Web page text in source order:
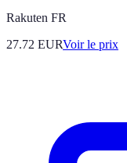
Rakuten FR
27.72 EURVoir le prix